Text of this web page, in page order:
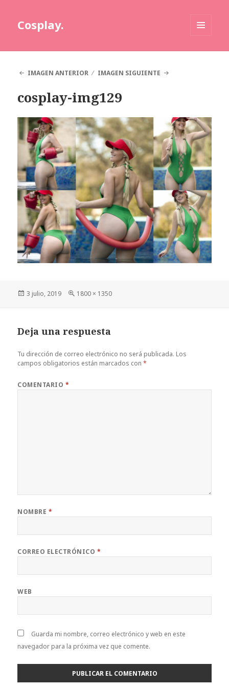
Cosplay.
IMAGEN ANTERIOR
IMAGEN SIGUIENTE
cosplay-img129
Publicado
3 julio, 2019
Tamaño
1800 × 1350
Deja una respuesta
Tu dirección de correo electrónico no será publicada. Los
campos obligatorios están marcados con*
COMENTARIO *
NOMBRE *
CORREO ELECTRÓNICO *
WEB
Guarda mi nombre, correo electrónico y web en este
navegador para la próxima vez que comente.